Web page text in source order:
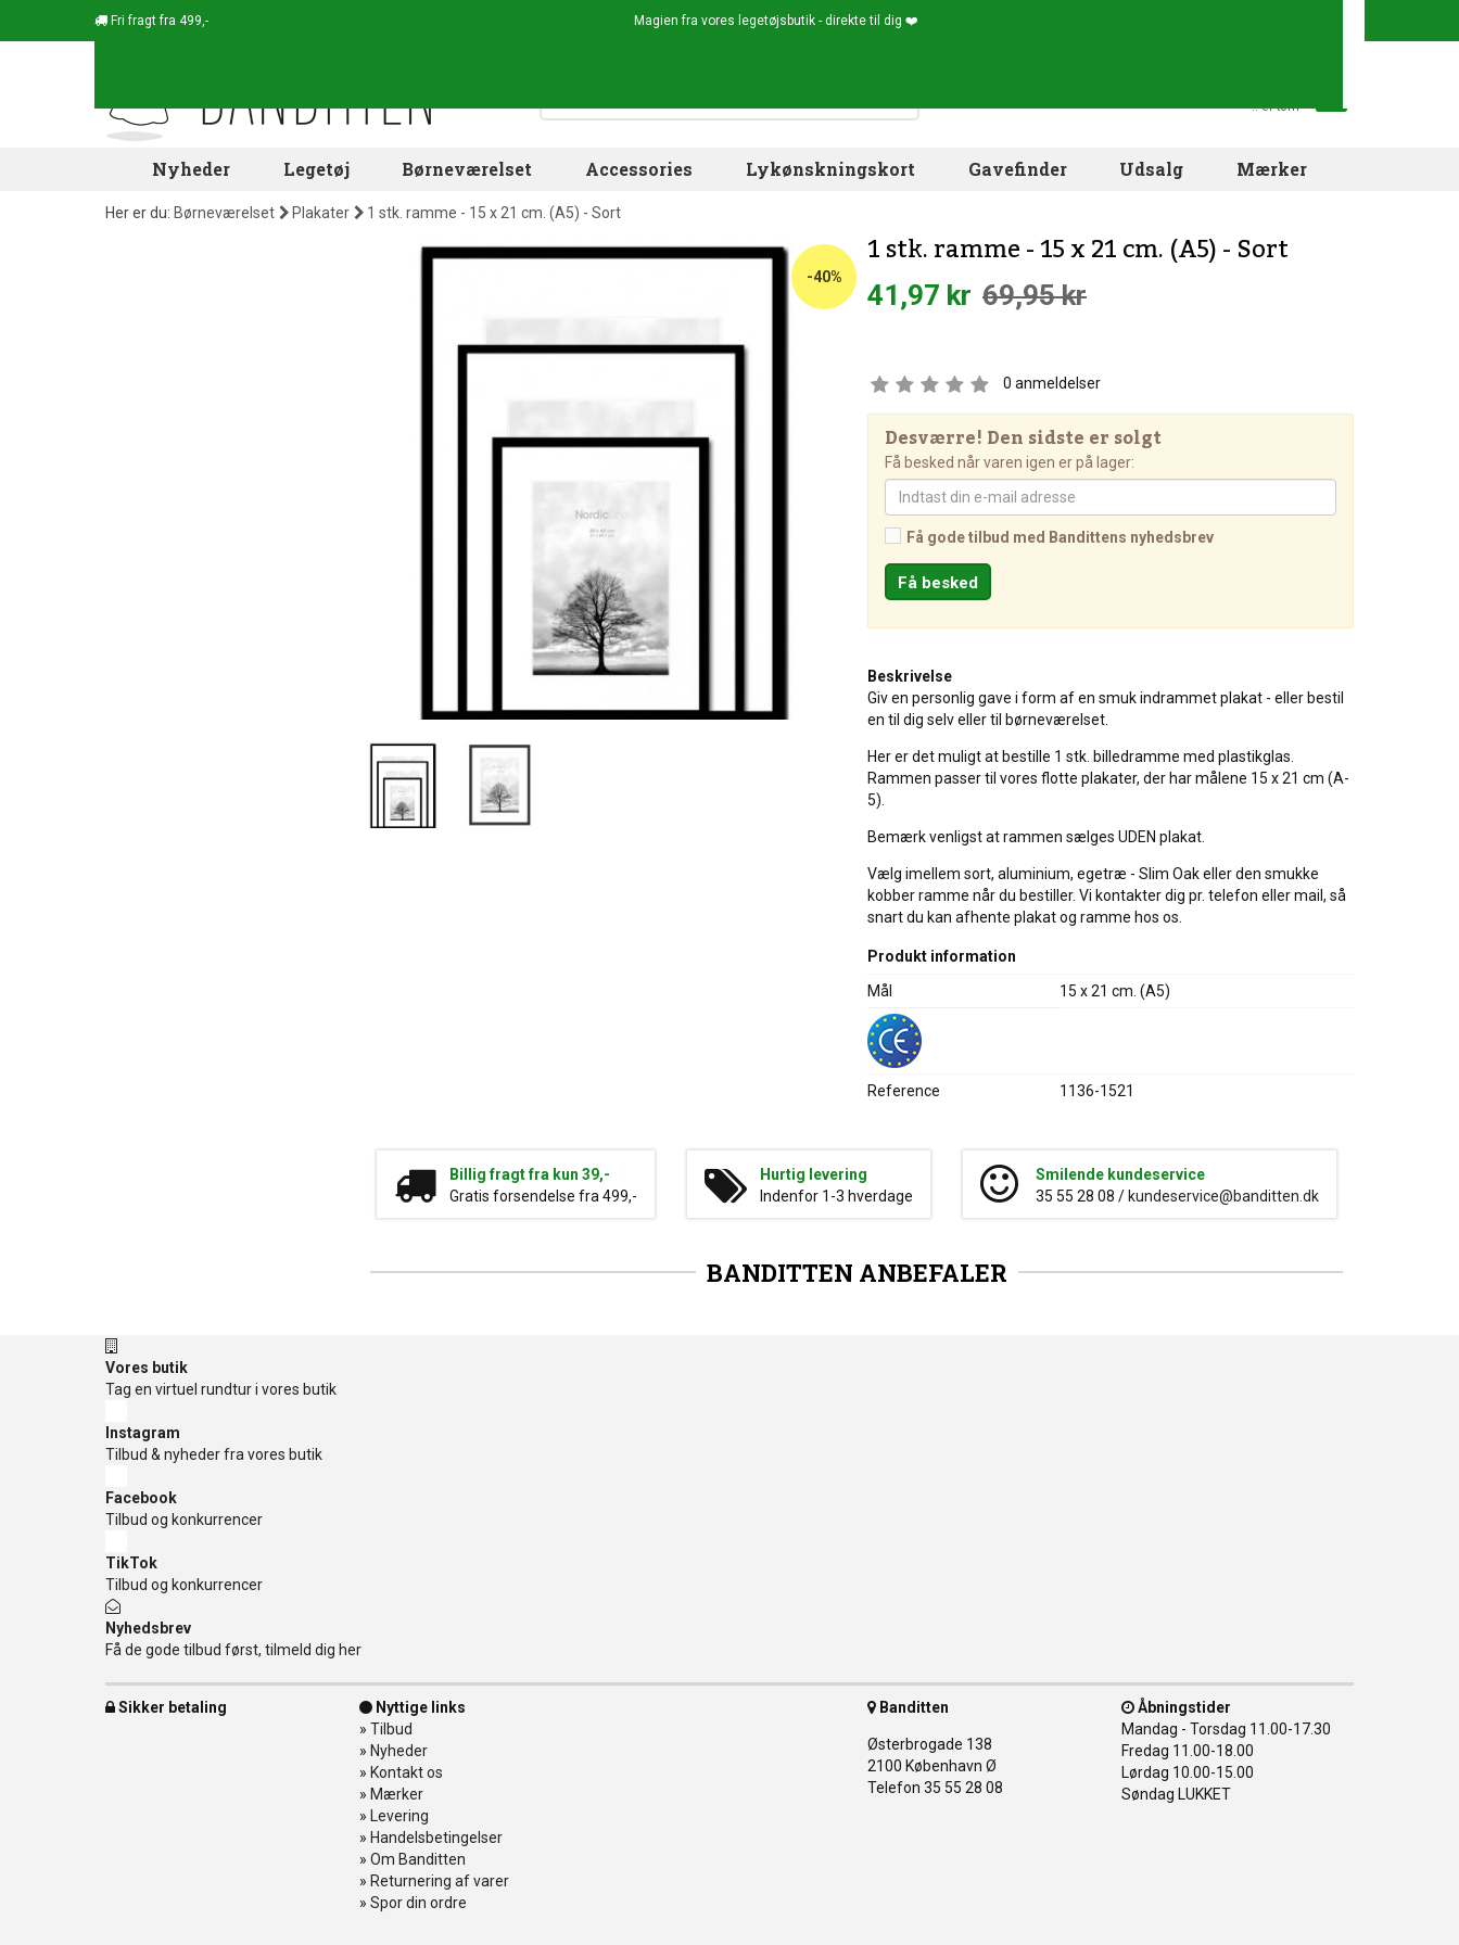
Fri fragt fra 499,- Magien fra vores legetøjsbutik - direkte til dig ❤️
.. er tom
Nyheder Legetøj Børneværelset Accessories Lykønskningskort Gavefinder Udsalg Mærker
Her er du: Børneværelset Plakater 1 stk. ramme - 15 x 21 cm. (A5) - Sort
-40%
1 stk. ramme - 15 x 21 cm. (A5) - Sort
41,97 kr 69,95 kr
0 anmeldelser
Desværre! Den sidste er solgt
Få besked når varen igen er på lager:
Få gode tilbud med Bandittens nyhedsbrev
Beskrivelse
Giv en personlig gave i form af en smuk indrammet plakat - eller bestil
en til dig selv eller til børneværelset.
Her er det muligt at bestille 1 stk. billedramme med plastikglas.
Rammen passer til vores flotte plakater, der har målene 15 x 21 cm (A-
5).
Bemærk venligst at rammen sælges UDEN plakat.
Vælg imellem sort, aluminium, egetræ - Slim Oak eller den smukke
kobber ramme når du bestiller. Vi kontakter dig pr. telefon eller mail, så
snart du kan afhente plakat og ramme hos os.
Produkt information
Mål
15 x 21 cm. (A5)
Reference 1136-1521
Billig fragt fra kun 39,-
Gratis forsendelse fra 499,-
Hurtig levering
Indenfor 1-3 hverdage
Smilende kundeservice
35 55 28 08 / kundeservice@banditten.dk
BANDITTEN ANBEFALER
Vores butik
Tag en virtuel rundtur i vores butik
Instagram
Tilbud & nyheder fra vores butik
Facebook
Tilbud og konkurrencer
TikTok
Tilbud og konkurrencer
Nyhedsbrev
Få de gode tilbud først, tilmeld dig her
Sikker betaling
Nyttige links
» Tilbud
» Nyheder
» Kontakt os
» Mærker
» Levering
» Handelsbetingelser
» Om Banditten
» Returnering af varer
» Spor din ordre
Banditten
Østerbrogade 138
2100 København Ø
Telefon 35 55 28 08
Åbningstider
Mandag - Torsdag 11.00-17.30
Fredag 11.00-18.00
Lørdag 10.00-15.00
Søndag LUKKET